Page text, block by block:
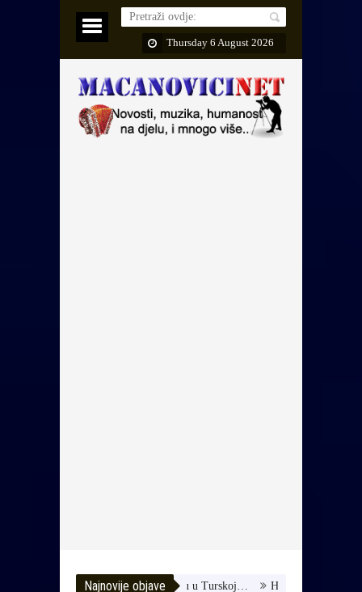
Thursday 6 August 2026
Najnovije objave
joj da dobije terapiju u Turskoj… HUSE TATAREVIĆ